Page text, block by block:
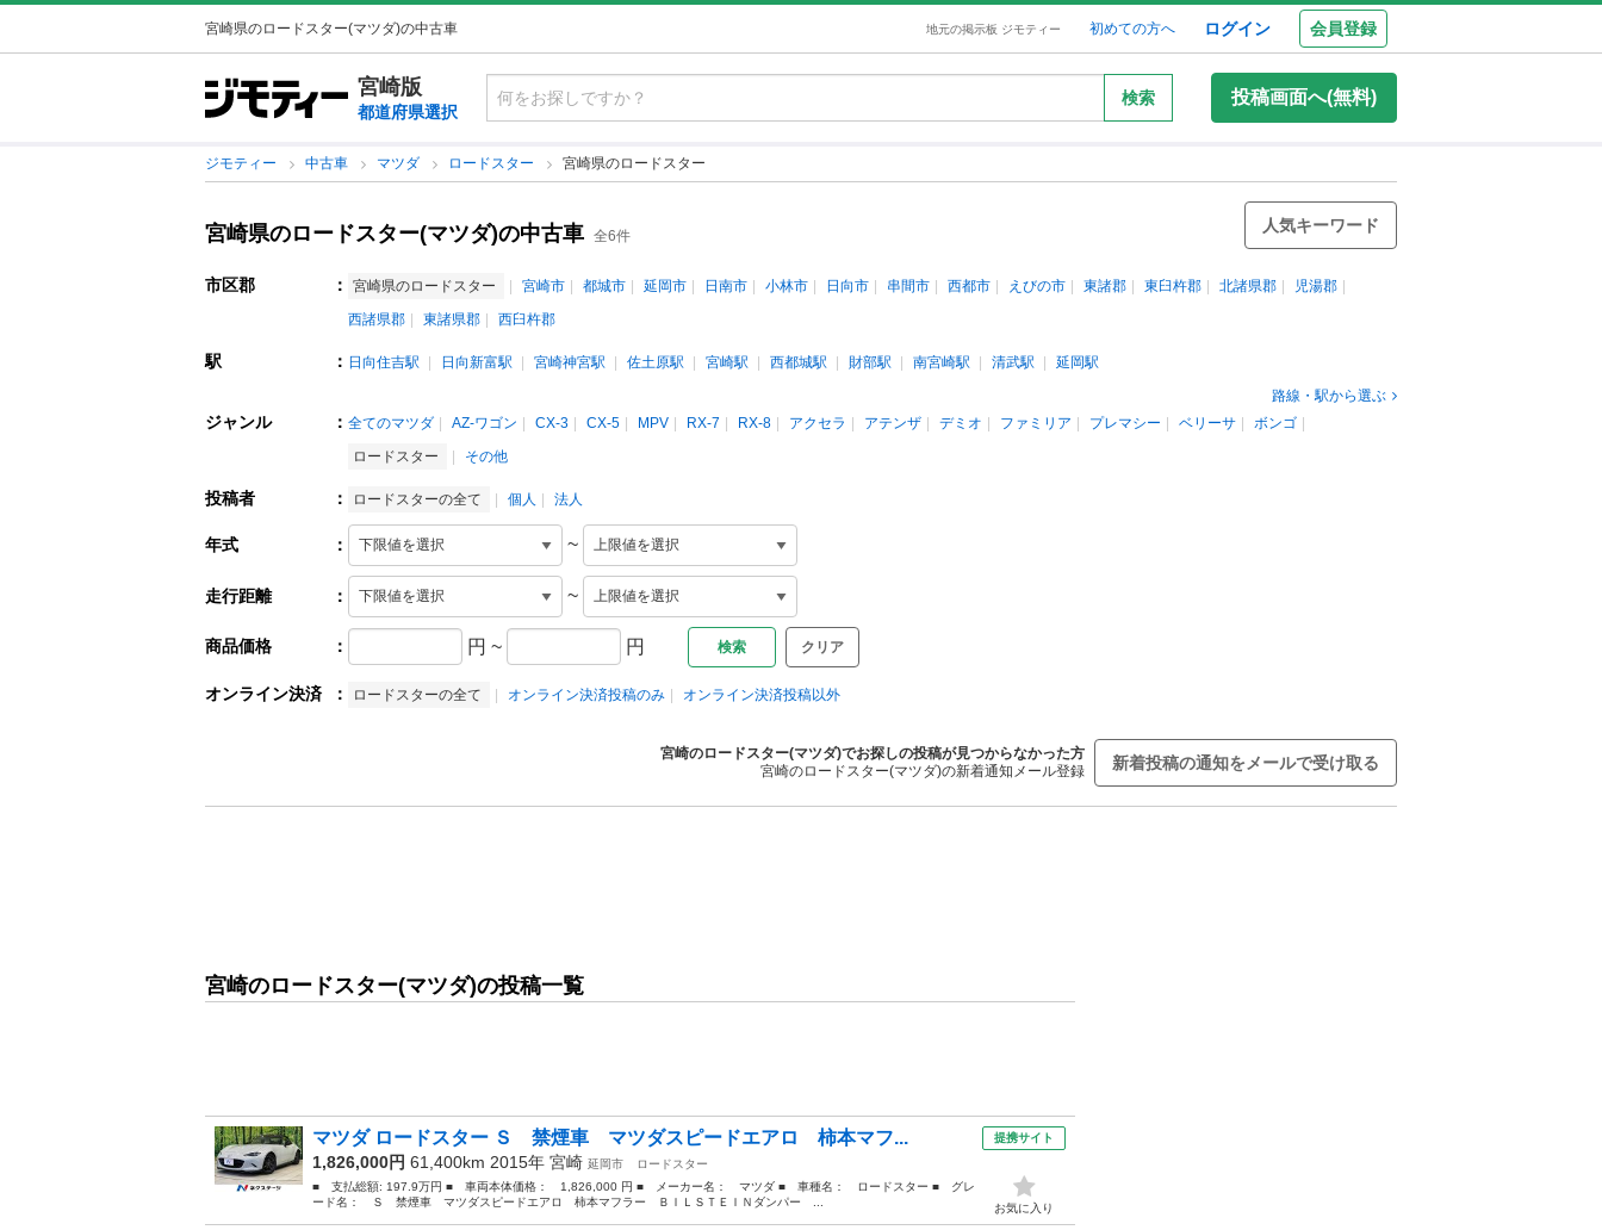
宮崎県のロードスター(マツダ)の中古車 地元の掲示板 ジモティー 初めての方へ ログイン 会員登録
宮崎版
都道府県選択
検索 投稿画面へ(無料)
ジモティー 中古車 マツダ ロードスター 宮崎県のロードスター
宮崎県のロードスター(マツダ)の中古車 全6件
人気キーワード
市区郡 ： 宮崎県のロードスター 宮崎市 都城市 延岡市 日南市 小林市 日向市 串間市 西都市 えびの市 東諸郡 東臼杵郡 北諸県郡
児湯郡
西諸県郡
東諸県郡 西臼杵郡
駅 ： 日向住吉駅 日向新富駅 宮崎神宮駅 佐土原駅 宮崎駅 西都城駅 財部駅 南宮崎駅 清武駅
延岡駅
路線・駅から選ぶ
ジャンル ： 全てのマツダ AZ-ワゴン CX-3 CX-5 MPV RX-7 RX-8 アクセラ アテンザ デミオ ファミリア プレマシー ベリーサ
ボンゴ
ロードスター
その他
投稿者 ： ロードスターの全て 個人 法人
年式 ： ~
走行距離 ： ~
商品価格 ： 円 ~ 円 クリア
オンライン決済 ： ロードスターの全て オンライン決済投稿のみ オンライン決済投稿以外
宮崎のロードスター(マツダ)でお探しの投稿が見つからなかった方
宮崎のロードスター(マツダ)の新着通知メール登録
新着投稿の通知をメールで受け取る
宮崎のロードスター(マツダ)の投稿一覧
マツダ ロードスター Ｓ 禁煙車 マツダスピードエアロ 柿本マフ...
1,826,000円 61,400km 2015年 宮崎 延岡市
ロードスター
■ 支払総額: 197.9万円 ■ 車両本体価格： 1,826,000 円 ■ メーカー名： マツダ ■ 車種名： ロードスター ■ グレ
ード名： Ｓ 禁煙車 マツダスピードエアロ 柿本マフラー ＢＩＬＳＴＥＩＮダンパー ...
提携サイト
お気に入り